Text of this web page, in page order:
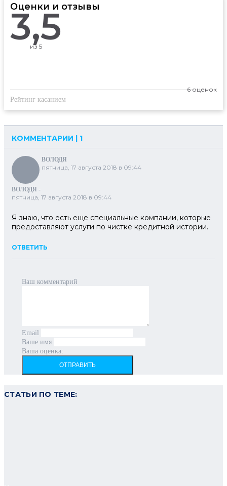
Оценки и отзывы
3,5
из 5
6 оценок
Рейтинг касанием
КОММЕНТАРИИ | 1
ВОЛОДЯ
пятница, 17 августа 2018 в 09:44
ВОЛОДЯ -
пятница, 17 августа 2018 в 09:44
Я знаю, что есть еще специальные компании, которые
предоставляют услуги по чистке кредитной истории.
ОТВЕТИТЬ
Ваш комментарий
Email
Ваше имя
Ваша оценка:
ОТПРАВИТЬ
СТАТЬИ ПО ТЕМЕ: